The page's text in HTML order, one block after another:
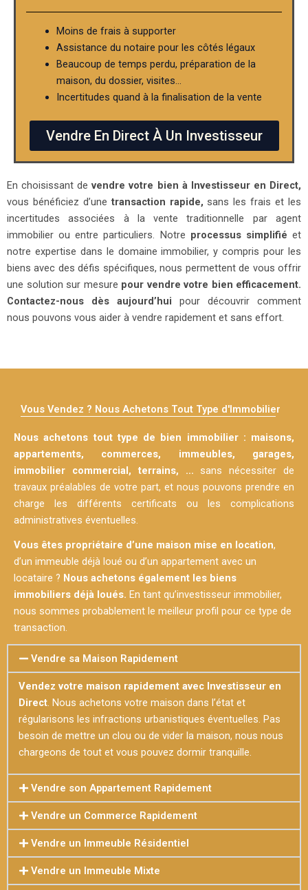
Moins de frais à supporter
Assistance du notaire pour les côtés légaux
Beaucoup de temps perdu, préparation de la
maison, du dossier, visites…
Incertitudes quand à la finalisation de la vente
Vendre En Direct À Un Investisseur
En choisissant devendre votre bien à Investisseur en Direct,
vous bénéficiez d’une transaction rapide, sans les frais et les
incertitudes associées à la vente traditionnelle par agent
immobilier ou entre particuliers. Notre processus simplifié et
notre expertise dans le domaine immobilier, y compris pour les
biens avec des défis spécifiques, nous permettent de vous offrir
une solution sur mesure pour vendre votre bien efficacement.
Contactez-nous dès aujourd’hui pour découvrir comment
nous pouvons vous aider à vendre rapidement et sans effort.
Vous Vendez ? Nous Achetons Tout Type d'Immobilier
Nous achetons tout type de bien immobilier : maisons,
appartements, commerces, immeubles, garages,
immobilier commercial, terrains, … sans nécessiter de
travaux préalables de votre part, et nous pouvons prendre en
charge les différents certificats ou les complications
administratives éventuelles.
Vous êtes propriétaire d’une maison mise en location,
d’un immeuble déjà loué ou d’un appartement avec un
locataire ? Nous achetons également les biens
immobiliers déjà loués. En tant qu’investisseur immobilier,
nous sommes probablement le meilleur profil pour ce type de
transaction.
Vendre sa Maison Rapidement
Vendez votre maison rapidement avec Investisseur en
Direct. Nous achetons votre maison dans l’état et
régularisons les infractions urbanistiques éventuelles. Pas
besoin de mettre un clou ou de vider la maison, nous nous
chargeons de tout et vous pouvez dormir tranquille.
Vendre son Appartement Rapidement
Vendre un Commerce Rapidement
Vendre un Immeuble Résidentiel
Vendre un Immeuble Mixte